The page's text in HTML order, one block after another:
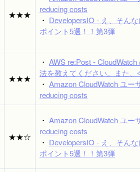
★★★
reducing costs
・ DevelopersIO - え、そん
ポイント5選！！第3弾
★★★
・ AWS re:Post -
法を教えてください。また、
・ Amazon CloudWatch ユー
reducing costs
★★☆
・ Amazon CloudWatch ユー
reducing costs
・ DevelopersIO - え、そん
ポイント5選！！第3弾